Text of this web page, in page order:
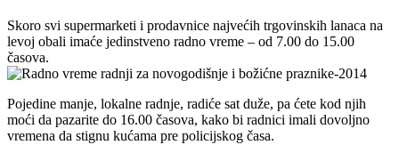
Skoro svi supermarketi i prodavnice najvećih trgovinskih lanaca na
levoj obali imaće jedinstveno radno vreme – od 7.00 do 15.00
časova.
Pojedine manje, lokalne radnje, radiće sat duže, pa ćete kod njih
moći da pazarite do 16.00 časova, kako bi radnici imali dovoljno
vremena da stignu kućama pre policijskog časa.